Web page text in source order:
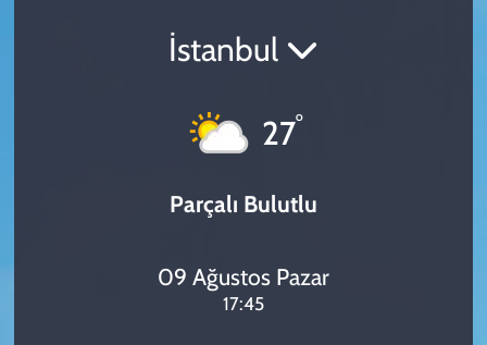
İstanbul
27°
Parçalı Bulutlu
09 Ağustos Pazar
17:45